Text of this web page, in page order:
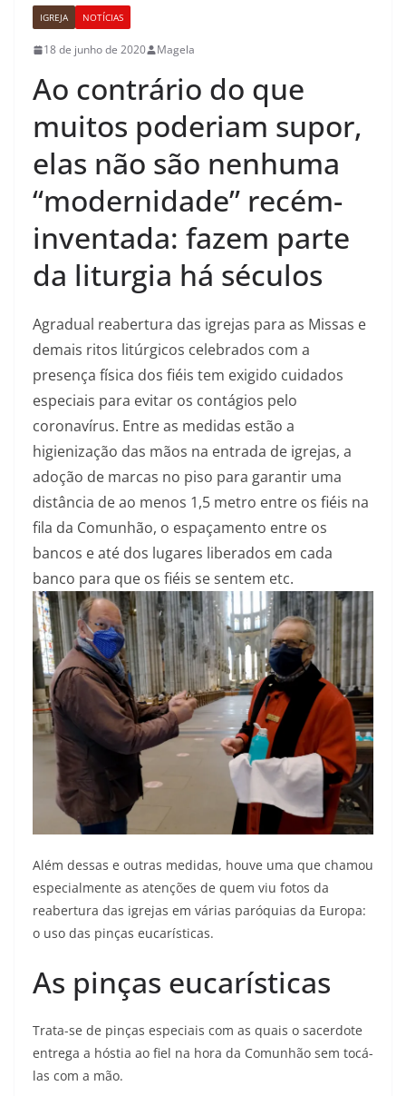
IGREJA NOTÍCIAS
18 de junho de 2020 Magela
Ao contrário do que
muitos poderiam supor,
elas não são nenhuma
“modernidade” recém-
inventada: fazem parte
da liturgia há séculos
Agradual reabertura das igrejas para as Missas e
demais ritos litúrgicos celebrados com a
presença física dos fiéis tem exigido cuidados
especiais para evitar os contágios pelo
coronavírus. Entre as medidas estão a
higienização das mãos na entrada de igrejas, a
adoção de marcas no piso para garantir uma
distância de ao menos 1,5 metro entre os fiéis na
fila da Comunhão, o espaçamento entre os
bancos e até dos lugares liberados em cada
banco para que os fiéis se sentem etc.
Além dessas e outras medidas, houve uma que chamou
especialmente as atenções de quem viu fotos da
reabertura das igrejas em várias paróquias da Europa:
o uso das pinças eucarísticas.
As pinças eucarísticas
Trata-se de pinças especiais com as quais o sacerdote
entrega a hóstia ao fiel na hora da Comunhão sem tocá-
las com a mão.